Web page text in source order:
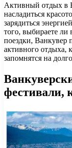
Активный отдых в
насладиться
зарядиться
того, выбираете
поездки, Ванкувер
активного отдыха,
запомнятся на
фестивали,